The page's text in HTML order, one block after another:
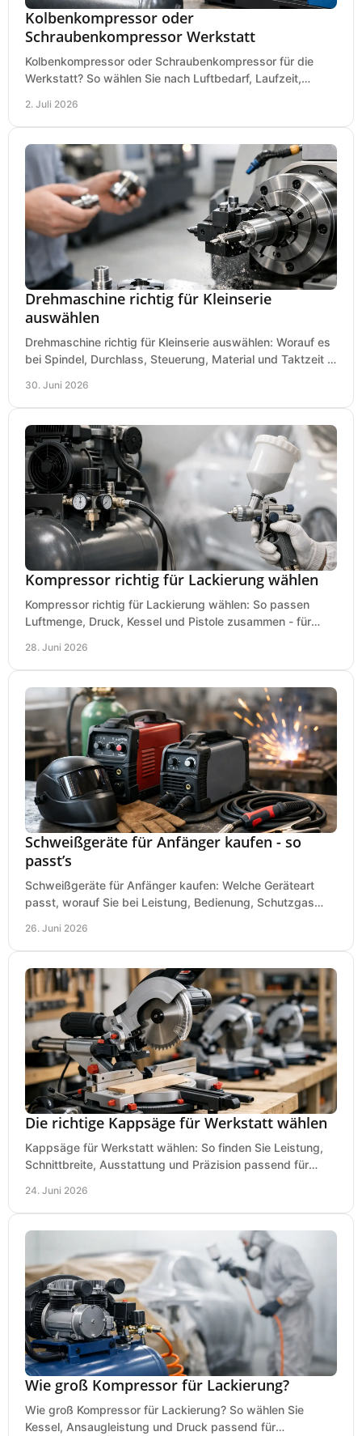
Kolbenkompressor oder
Schraubenkompressor Werkstatt
Kolbenkompressor oder Schraubenkompressor für die
Werkstatt? So wählen Sie nach Luftbedarf, Laufzeit,
2. Juli 2026
Drehmaschine richtig für Kleinserie
auswählen
Drehmaschine richtig für Kleinserie auswählen: Worauf es
bei Spindel, Durchlass, Steuerung, Material und Taktzeit in
30. Juni 2026
Kompressor richtig für Lackierung wählen
Kompressor richtig für Lackierung wählen: So passen
Luftmenge, Druck, Kessel und Pistole zusammen - für
28. Juni 2026
Schweißgeräte für Anfänger kaufen - so
passt’s
Schweißgeräte für Anfänger kaufen: Welche Geräteart
passt, worauf Sie bei Leistung, Bedienung, Schutzgas
26. Juni 2026
Die richtige Kappsäge für Werkstatt wählen
Kappsäge für Werkstatt wählen: So finden Sie Leistung,
Schnittbreite, Ausstattung und Präzision passend für
24. Juni 2026
Wie groß Kompressor für Lackierung?
Wie groß Kompressor für Lackierung? So wählen Sie
Kessel, Ansaugleistung und Druck passend für